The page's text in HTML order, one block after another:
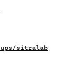
sitralab